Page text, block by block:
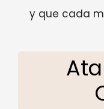
y que cada